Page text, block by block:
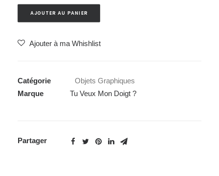
AJOUTER AU PANIER
Ajouter à ma Whishlist
Catégorie
Objets Graphiques
Marque
Tu Veux Mon Doigt ?
Partager